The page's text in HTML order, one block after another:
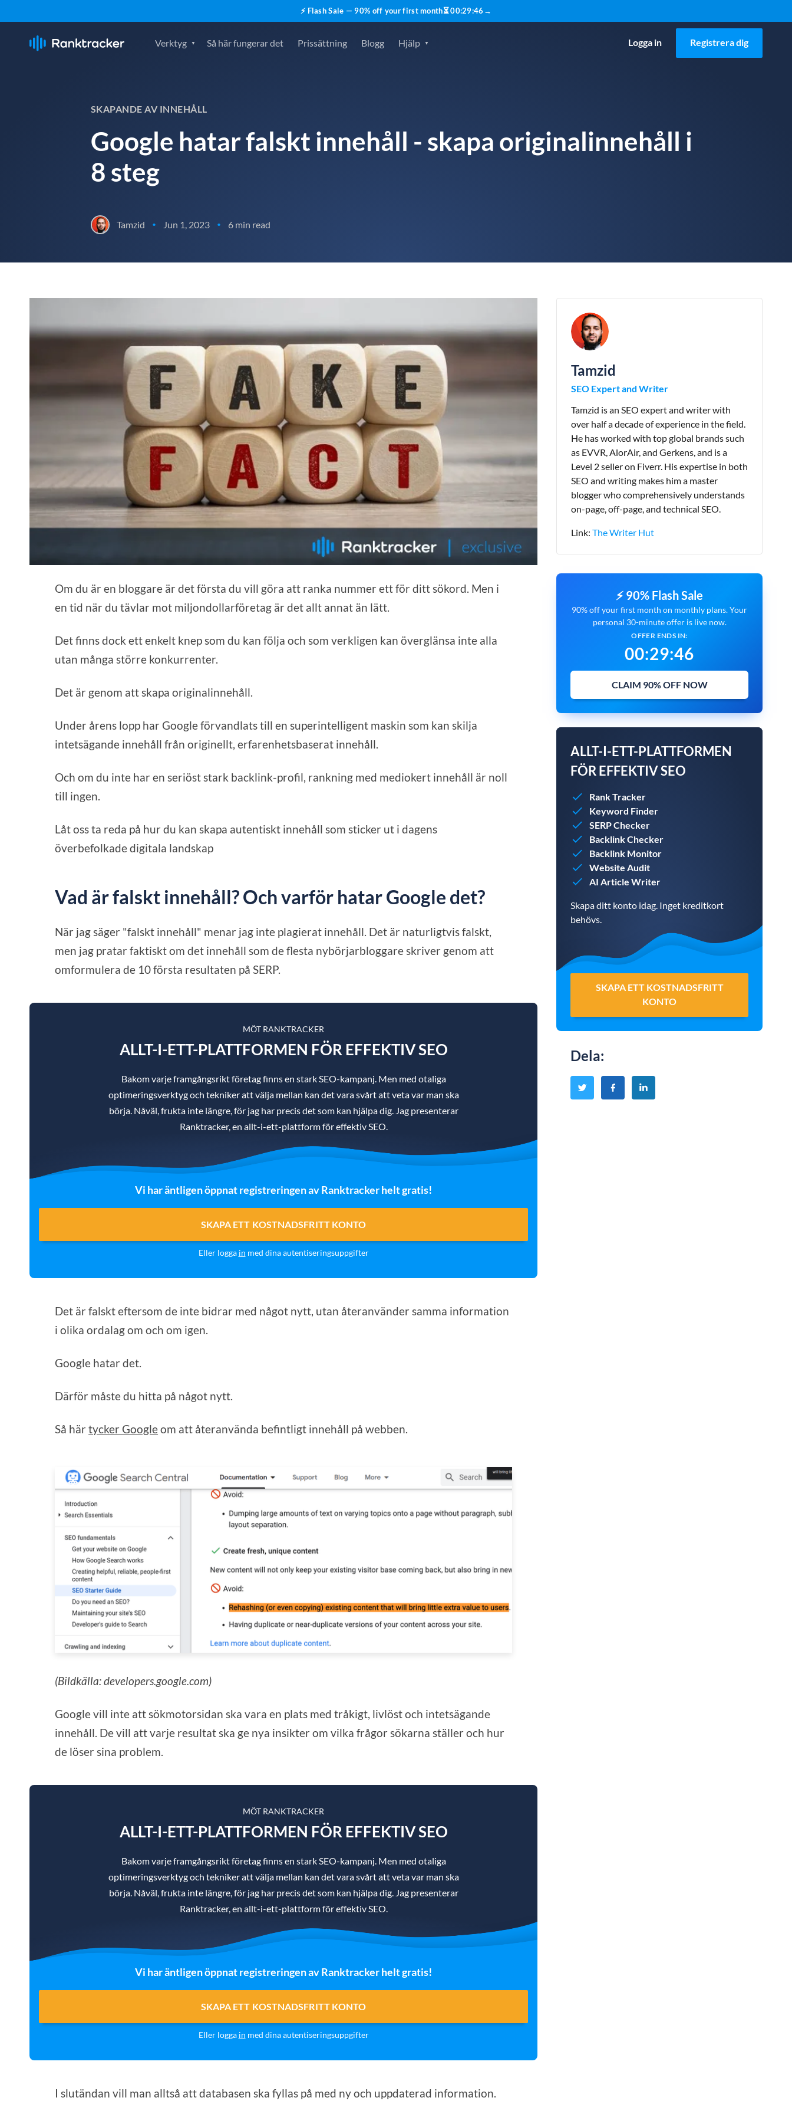
⚡ Flash Sale — 90% off your first month⏳00:29:45 →
Verktyg Så här fungerar det Prissättning Blogg Hjälp Logga in Registrera dig
SKAPANDE AV INNEHÅLL
Google hatar falskt innehåll - skapa originalinnehåll i
8 steg
Tamzid • Jun 1, 2023 • 6 min read
Om du är en bloggare är det första du vill göra att ranka nummer ett för ditt sökord. Men i
en tid när du tävlar mot miljondollarföretag är det allt annat än lätt.
Det finns dock ett enkelt knep som du kan följa och som verkligen kan överglänsa inte alla
utan många större konkurrenter.
Det är genom att skapa originalinnehåll.
Under årens lopp har Google förvandlats till en superintelligent maskin som kan skilja
intetsägande innehåll från originellt, erfarenhetsbaserat innehåll.
Och om du inte har en seriöst stark backlink-profil, rankning med mediokert innehåll är noll
till ingen.
Låt oss ta reda på hur du kan skapa autentiskt innehåll som sticker ut i dagens
överbefolkade digitala landskap
Vad är falskt innehåll? Och varför hatar Google det?
När jag säger "falskt innehåll" menar jag inte plagierat innehåll. Det är naturligtvis falskt,
men jag pratar faktiskt om det innehåll som de flesta nybörjarbloggare skriver genom att
omformulera de 10 första resultaten på SERP.
MÖT RANKTRACKER
ALLT-I-ETT-PLATTFORMEN FÖR EFFEKTIV SEO
Bakom varje framgångsrikt företag finns en stark SEO-kampanj. Men med otaliga
optimeringsverktyg och tekniker att välja mellan kan det vara svårt att veta var man ska
börja. Nåväl, frukta inte längre, för jag har precis det som kan hjälpa dig. Jag presenterar
Ranktracker, en allt-i-ett-plattform för effektiv SEO.
Vi har äntligen öppnat registreringen av Ranktracker helt gratis!
SKAPA ETT KOSTNADSFRITT KONTO
Eller logga in med dina autentiseringsuppgifter
Det är falskt eftersom de inte bidrar med något nytt, utan återanvänder samma information
i olika ordalag om och om igen.
Google hatar det.
Därför måste du hitta på något nytt.
Så härtycker Googleom att återanvända befintligt innehåll på webben.
(Bildkälla: developers.google.com)
Google vill inte att sökmotorsidan ska vara en plats med tråkigt, livlöst och intetsägande
innehåll. De vill att varje resultat ska ge nya insikter om vilka frågor sökarna ställer och hur
de löser sina problem.
MÖT RANKTRACKER
ALLT-I-ETT-PLATTFORMEN FÖR EFFEKTIV SEO
Bakom varje framgångsrikt företag finns en stark SEO-kampanj. Men med otaliga
optimeringsverktyg och tekniker att välja mellan kan det vara svårt att veta var man ska
börja. Nåväl, frukta inte längre, för jag har precis det som kan hjälpa dig. Jag presenterar
Ranktracker, en allt-i-ett-plattform för effektiv SEO.
Vi har äntligen öppnat registreringen av Ranktracker helt gratis!
SKAPA ETT KOSTNADSFRITT KONTO
Eller logga in med dina autentiseringsuppgifter
I slutändan vill man alltså att databasen ska fyllas på med ny och uppdaterad information.
Tamzid
SEO Expert and Writer
Tamzid is an SEO expert and writer with
over half a decade of experience in the field.
He has worked with top global brands such
as EVVR, AlorAir, and Gerkens, and is a
Level 2 seller on Fiverr. His expertise in both
SEO and writing makes him a master
blogger who comprehensively understands
on-page, off-page, and technical SEO.
Link: The Writer Hut
⚡ 90% Flash Sale
90% off your first month on monthly plans. Your
personal 30-minute offer is live now.
OFFER ENDS IN:
00:29:45
CLAIM 90% OFF NOW
ALLT-I-ETT-PLATTFORMEN
FÖR EFFEKTIV SEO
Rank Tracker
Keyword Finder
SERP Checker
Backlink Checker
Backlink Monitor
Website Audit
AI Article Writer
Skapa ditt konto idag. Inget kreditkort
behövs.
SKAPA ETT KOSTNADSFRITT
KONTO
Dela: